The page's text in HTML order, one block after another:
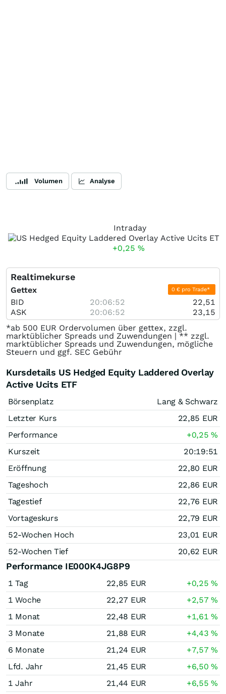
Volumen Analyse
Intraday
+0,25 %
Realtimekurse
Gettex 0 € pro Trade*
BID 20:06:52
22,51
ASK
20:06:52
23,15
*ab 500 EUR Ordervolumen über gettex, zzgl.
marktüblicher Spreads und Zuwendungen | ** zzgl.
marktüblicher Spreads und Zuwendungen, mögliche
Steuern und ggf. SEC Gebühr
Kursdetails US Hedged Equity Laddered Overlay
Active Ucits ETF
Börsenplatz
Lang & Schwarz
Letzter Kurs
22,85 EUR
Performance
+0,25%
Kurszeit
20:19:51
Eröffnung
22,80 EUR
Tageshoch
22,86 EUR
Tagestief
22,76 EUR
Vortageskurs
22,79 EUR
52-Wochen Hoch
23,01 EUR
52-Wochen Tief
20,62 EUR
Performance IE000K4JG8P9
1 Tag 22,85 EUR +0,25%
1 Woche
22,27 EUR +2,57%
1 Monat
22,48 EUR +1,61%
3 Monate
21,88 EUR +4,43%
6 Monate
21,24 EUR +7,57%
Lfd. Jahr
21,45 EUR +6,50%
1 Jahr
21,44 EUR +6,55%